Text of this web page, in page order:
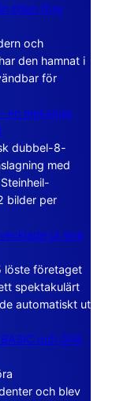
tiden före
och
den hamnat i
för
en mekanisk
dubbel-8-
med
bilder per
ut sina
löste företaget
spektakulärt
automatiskt ut
och GFA
och blev